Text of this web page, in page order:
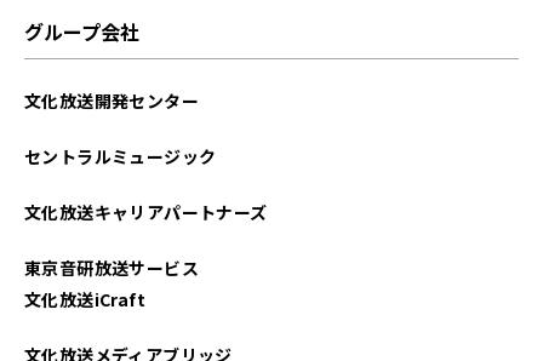
グループ会社
文化放送開発センター
セントラルミュージック
文化放送キャリアパートナーズ
東京音研放送サービス
文化放送iCraft
文化放送メディアブリッジ